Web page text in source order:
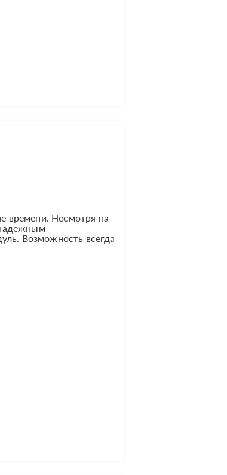
времени. Несмотря на
надежным
Возможность всегда